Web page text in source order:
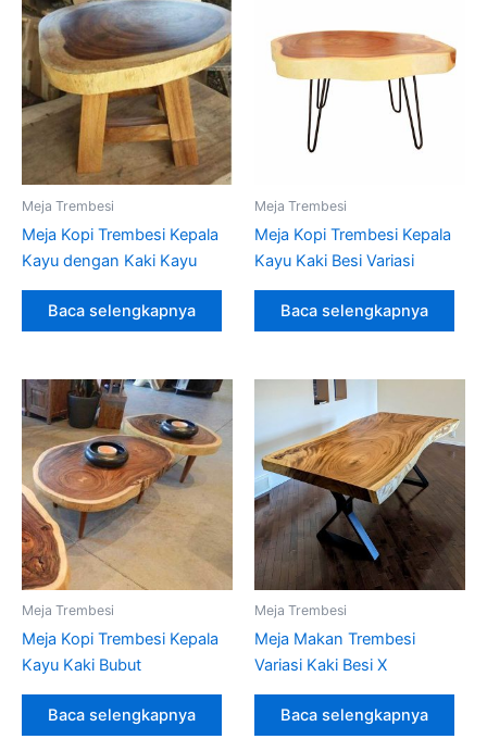
Meja Trembesi
Meja Kopi Trembesi Kepala
Kayu dengan Kaki Kayu
Baca selengkapnya
Meja Trembesi
Meja Kopi Trembesi Kepala
Kayu Kaki Besi Variasi
Baca selengkapnya
Meja Trembesi
Meja Kopi Trembesi Kepala
Kayu Kaki Bubut
Baca selengkapnya
Meja Trembesi
Meja Makan Trembesi
Variasi Kaki Besi X
Baca selengkapnya